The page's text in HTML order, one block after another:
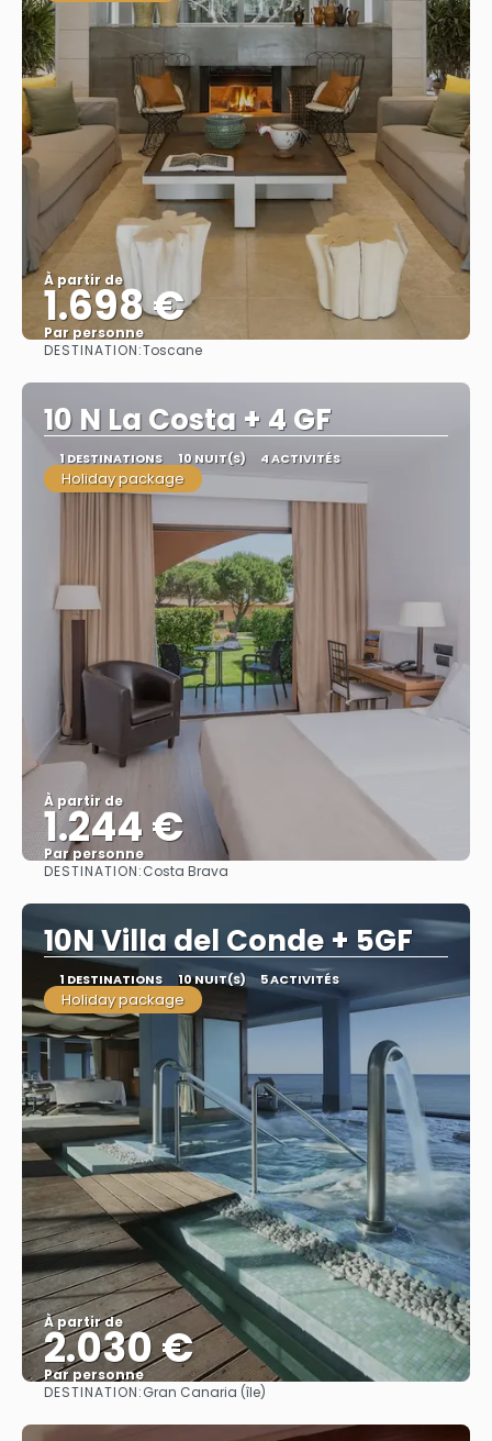
À partir de
1.698 €
Par personne
DESTINATION:Toscane
10 N La Costa + 4 GF
1 DESTINATIONS 10 NUIT(S) 4 ACTIVITÉS
Holiday package
À partir de
1.244 €
Par personne
Afficher
DESTINATION:Costa Brava
10N Villa del Conde + 5GF
1 DESTINATIONS 10 NUIT(S) 5 ACTIVITÉS
Holiday package
À partir de
2.030 €
Par personne
Afficher
DESTINATION:Gran Canaria (île)